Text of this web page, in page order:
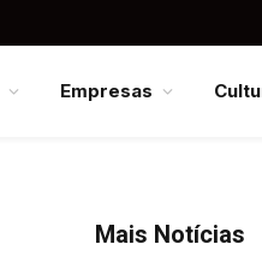
Empresas
Mais Notícias